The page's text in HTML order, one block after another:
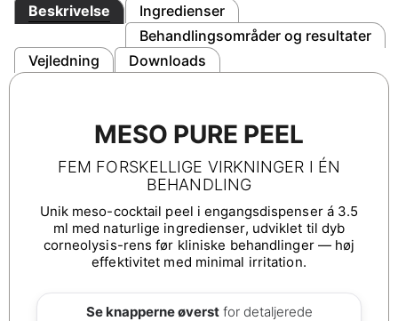
Beskrivelse
Ingredienser
Behandlingsområder og resultater
Vejledning
Downloads
MESO PURE PEEL
FEM FORSKELLIGE VIRKNINGER I ÉN
BEHANDLING
Unik meso-cocktail peel i engangsdispenser á 3.5
ml med naturlige ingredienser, udviklet til dyb
corneolysis-rens før kliniske behandlinger — høj
effektivitet med minimal irritation.
Se knapperne øverstfor detaljerede